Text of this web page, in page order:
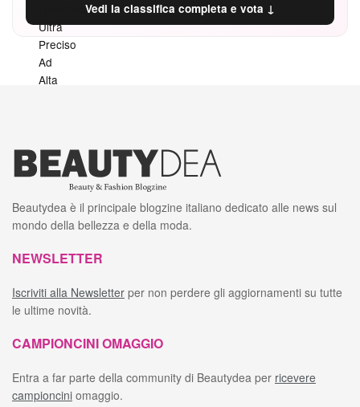
Vedi la classifica completa e vota ↓
Beautydea è il principale blogzine italiano dedicato alle news sul
mondo della bellezza e della moda.
NEWSLETTER
Iscriviti alla Newsletter per non perdere gli aggiornamenti su tutte
le ultime novità.
CAMPIONCINI OMAGGIO
Entra a far parte della community di Beautydea per ricevere
campioncini omaggio.